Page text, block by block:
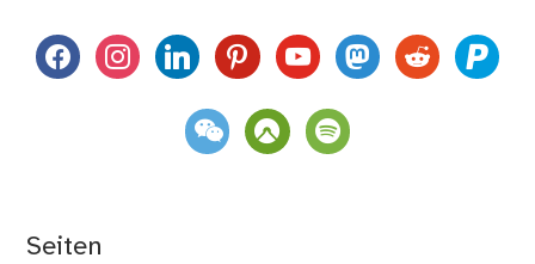
facebookinstagramlinkedinpinterestyoutubemastodon
reddit paypal
weixin komootspotify
Seiten